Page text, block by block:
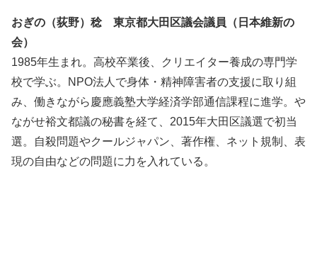
おぎの（荻野）稔 東京都大田区議会議員（日本維新の
会）
1985年生まれ。高校卒業後、クリエイター養成の専門学
校で学ぶ。NPO法人で身体・精神障害者の支援に取り組
み、働きながら慶應義塾大学経済学部通信課程に進学。や
ながせ裕文都議の秘書を経て、2015年大田区議選で初当
選。自殺問題やクールジャパン、著作権、ネット規制、表
現の自由などの問題に力を入れている。